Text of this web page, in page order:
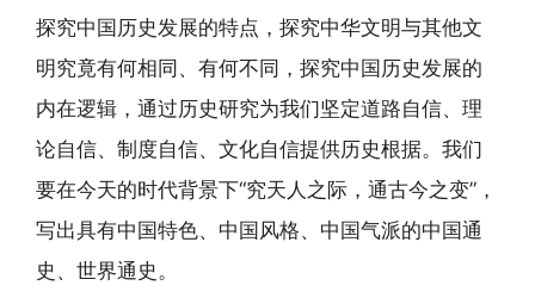
探究中国历史发展的特点，探究中华文明与其他文
明究竟有何相同、有何不同，探究中国历史发展的
内在逻辑，通过历史研究为我们坚定道路自信、理
论自信、制度自信、文化自信提供历史根据。我们
要在今天的时代背景下“究天人之际，通古今之变”，
写出具有中国特色、中国风格、中国气派的中国通
史、世界通史。